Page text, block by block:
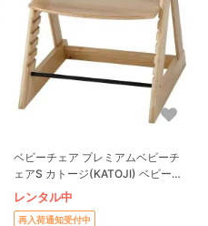
ベビーチェア プレミアムベビーチ
ェアS カトージ(KATOJI) ベビーチ
ェア
レンタル中
再入荷通知受付中